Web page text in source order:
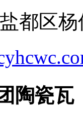
都区
陶瓷瓦